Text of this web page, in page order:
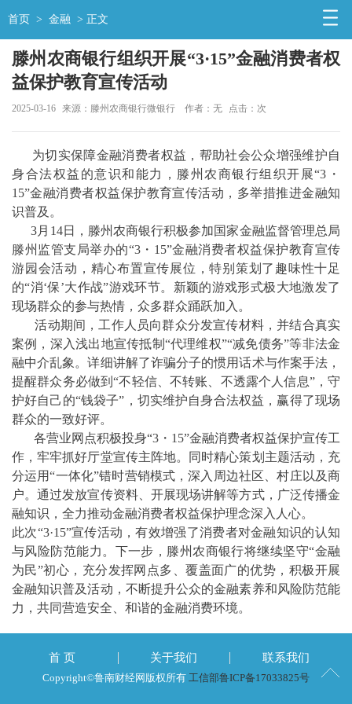
首页 > 金融 > 正文
滕州农商银行组织开展“3·15”金融消费者权
益保护教育宣传活动
2025-03-16 来源：滕州农商银行微银行 作者：无 点击： 次
为切实保障金融消费者权益，帮助社会公众增强维护自
身合法权益的意识和能力，滕州农商银行组织开展“3・
15”金融消费者权益保护教育宣传活动，多举措推进金融知
识普及。
3月14日，滕州农商银行积极参加国家金融监督管理总局
滕州监管支局举办的“3・15”金融消费者权益保护教育宣传
游园会活动，精心布置宣传展位，特别策划了趣味性十足
的“消‘保’大作战”游戏环节。新颖的游戏形式极大地激发了
现场群众的参与热情，众多群众踊跃加入。
活动期间，工作人员向群众分发宣传材料，并结合真实
案例，深入浅出地宣传抵制“代理维权”“减免债务”等非法金
融中介乱象。详细讲解了诈骗分子的惯用话术与作案手法，
提醒群众务必做到“不轻信、不转账、不透露个人信息”，守
护好自己的“钱袋子”，切实维护自身合法权益，赢得了现场
群众的一致好评。
各营业网点积极投身“3・15”金融消费者权益保护宣传工
作，牢牢抓好厅堂宣传主阵地。同时精心策划主题活动，充
分运用“一体化”错时营销模式，深入周边社区、村庄以及商
户。通过发放宣传资料、开展现场讲解等方式，广泛传播金
融知识，全力推动金融消费者权益保护理念深入人心。
此次“3·15”宣传活动，有效增强了消费者对金融知识的认知
与风险防范能力。下一步，滕州农商银行将继续坚守“金融
为民”初心，充分发挥网点多、覆盖面广的优势，积极开展
金融知识普及活动，不断提升公众的金融素养和风险防范能
力，共同营造安全、和谐的金融消费环境。
首 页 关于我们 联系我们
Copyright©鲁南财经网版权所有 工信部鲁ICP备17033825号